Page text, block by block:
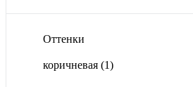
Оттенки
коричневая (1)